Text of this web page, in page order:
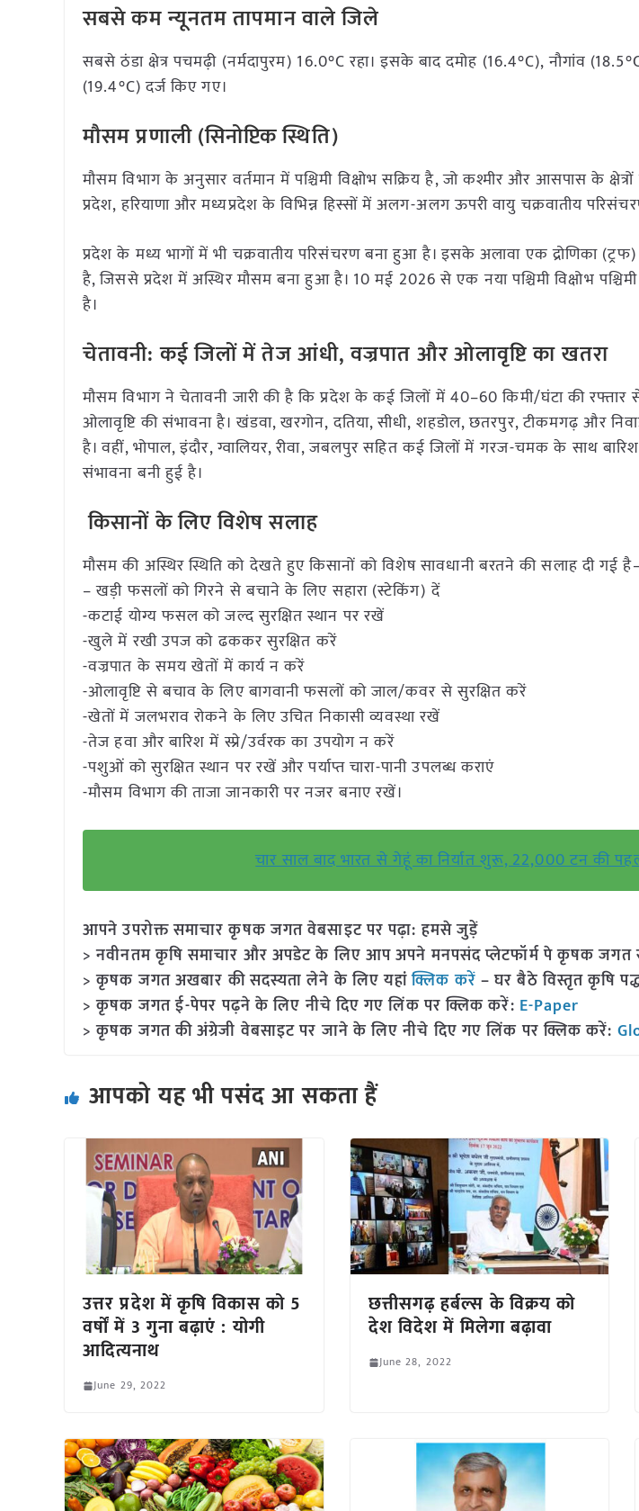
सबसे कम न्यूनतम तापमान वाले जिले
सबसे ठंडा क्षेत्र पचमढ़ी (नर्मदापुरम) 16.0°C रहा। इसके बाद दमोह (16.4°C), नौगांव
(19.4°C) दर्ज किए गए।
मौसम प्रणाली (सिनोप्टिक स्थिति)
मौसम विभाग के अनुसार वर्तमान में पश्चिमी विक्षोभ सक्रिय है, जो कश्मीर और आसपास के क्षेत्रों
प्रदेश, हरियाणा और मध्यप्रदेश के विभिन्न हिस्सों में अलग-अलग ऊपरी वायु चक्रवातीय
प्रदेश के मध्य भागों में भी चक्रवातीय परिसंचरण बना हुआ है। इसके अलावा एक द्रोणिका
है, जिससे प्रदेश में अस्थिर मौसम बना हुआ है। 10 मई 2026 से एक नया पश्चिमी विक्षोभ पश्चिमी
है।
चेतावनी: कई जिलों में तेज आंधी, वज्रपात और ओलावृष्टि का खतरा
मौसम विभाग ने चेतावनी जारी की है कि प्रदेश के कई जिलों में 40–60 किमी/घंटा की
ओलावृष्टि की संभावना है। खंडवा, खरगोन, दतिया, सीधी, शहडोल, छतरपुर, टीकमगढ़ और
है। वहीं, भोपाल, इंदौर, ग्वालियर, रीवा, जबलपुर सहित कई जिलों में गरज-चमक के साथ
संभावना बनी हुई है।
किसानों के लिए विशेष सलाह
मौसम की अस्थिर स्थिति को देखते हुए किसानों को विशेष सावधानी बरतने की सलाह दी गई
– खड़ी फसलों को गिरने से बचाने के लिए सहारा (स्टेकिंग) दें
-कटाई योग्य फसल को जल्द सुरक्षित स्थान पर रखें
-खुले में रखी उपज को ढककर सुरक्षित करें
-वज्रपात के समय खेतों में कार्य न करें
-ओलावृष्टि से बचाव के लिए बागवानी फसलों को जाल/कवर से सुरक्षित करें
-खेतों में जलभराव रोकने के लिए उचित निकासी व्यवस्था रखें
-तेज हवा और बारिश में स्प्रे/उर्वरक का उपयोग न करें
-पशुओं को सुरक्षित स्थान पर रखें और पर्याप्त चारा-पानी उपलब्ध कराएं
-मौसम विभाग की ताजा जानकारी पर नजर बनाए रखें।
चार साल बाद भारत से गेहूं का निर्यात शुरू, 22,000 टन की
आपने उपरोक्त समाचार कृषक जगत वेबसाइट पर पढ़ा: हमसे जुड़ें
> नवीनतम कृषि समाचार और अपडेट के लिए आप अपने मनपसंद प्लेटफॉर्म पे कृषक
> कृषक जगत अखबार की सदस्यता लेने के लिए यहांक्लिक करें – घर बैठे विस्तृत कृषि
> कृषक जगत ई-पेपर पढ़ने के लिए नीचे दिए गए लिंक पर क्लिक करें: E-Paper
> कृषक जगत की अंग्रेजी वेबसाइट पर जाने के लिए नीचे दिए गए लिंक पर क्लिक करें:
आपको यह भी पसंद आ सकता हैं
उत्तर प्रदेश में कृषि विकास को 5
वर्षों में 3 गुना बढ़ाएं : योगी
आदित्यनाथ
June 29, 2022
छत्तीसगढ़ हर्बल्स के विक्रय को
देश विदेश में मिलेगा बढ़ावा
June 28, 2022